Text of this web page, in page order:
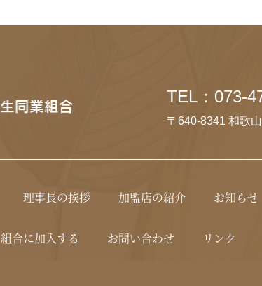
TEL：073-
〒640-8341 和歌
理事長の挨拶 加盟店の紹介 お知らせ
組合に加入する お問い合わせ リンク